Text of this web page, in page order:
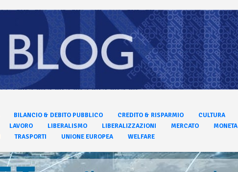
BILANCIO & DEBITO PUBBLICO CREDITO & RISPARMIO CULTURA
LAVORO LIBERALISMO LIBERALIZZAZIONI MERCATO MONETA
TRASPORTI UNIONE EUROPEA WELFARE